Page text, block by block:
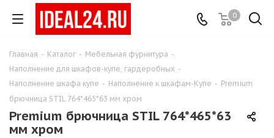
0
Главная - Каталог - Мебельная фурнитура -
Наполнение для шкафов-купе, гардеробных -
Наполнение шкафа купе - Наполнение к шкафам-Купе - Premium
брючница STIL 764*465*63 мм хром
Premium брючница STIL 764*465*63
мм хром